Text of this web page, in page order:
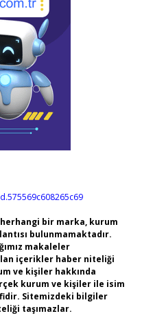
bir marka, kurum
bulunmamaktadır.
makaleler
içerikler haber niteliği
ve kişiler hakkında
kurum ve kişiler ile isim
Sitemizdeki bilgiler
taşımazlar.